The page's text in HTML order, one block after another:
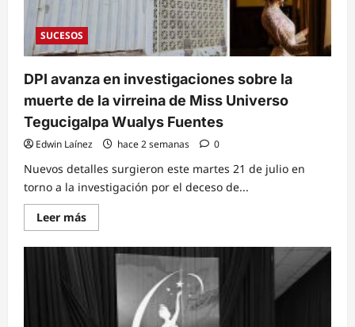
contrario
cerca
del
Nacional
SUCESOS
DPI avanza en investigaciones sobre la
muerte de la virreina de Miss Universo
Tegucigalpa Wualys Fuentes
Edwin Laínez hace 2 semanas 0
Nuevos detalles surgieron este martes 21 de julio en
torno a la investigación por el deceso de...
Leer másRead
more
DPI
en
investigaciones
sobre
muerte